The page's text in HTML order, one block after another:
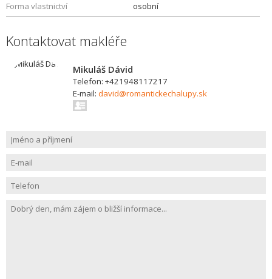
Forma vlastnictví
osobní
Kontaktovat makléře
Mikuláš Dávid
Telefon: +421948117217
E-mail: david@romantickechalupy.sk